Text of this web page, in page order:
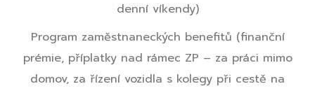
denní víkendy)
Program zaměstnaneckých benefitů (finanční
prémie, příplatky nad rámec ZP – za práci mimo
domov, za řízení vozidla s kolegy při cestě na